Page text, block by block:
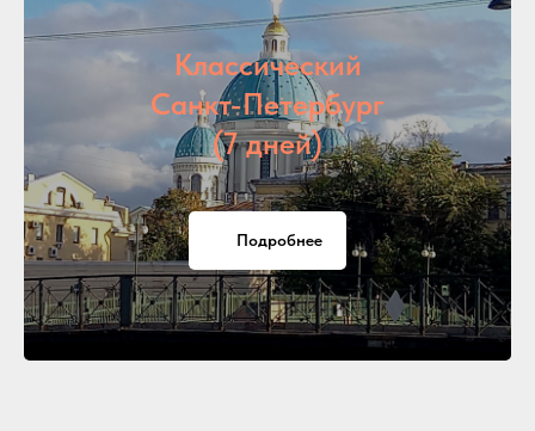
Классический
Санкт-Петербург
(7 дней)
Подробнее